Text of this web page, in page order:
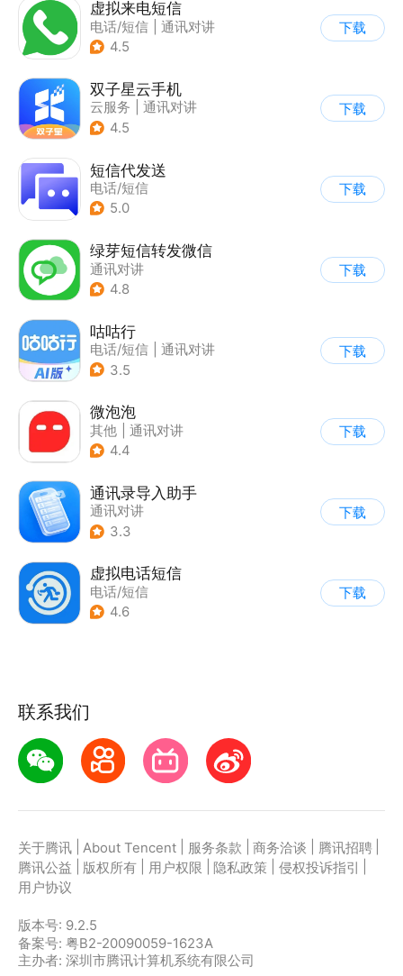
虚拟来电短信
电话/短信
通讯对讲
4.5
下载
双子星云手机
云服务
通讯对讲
4.5
下载
短信代发送
电话/短信
5.0
下载
绿芽短信转发微信
通讯对讲
4.8
下载
咕咕行
电话/短信
通讯对讲
3.5
下载
微泡泡
其他
通讯对讲
4.4
下载
通讯录导入助手
通讯对讲
3.3
下载
虚拟电话短信
电话/短信
4.6
下载
联系我们
关于腾讯 About Tencent 服务条款 商务洽谈 腾讯招聘
腾讯公益
版权所有 用户权限 隐私政策 侵权投诉指引
用户协议
版本号: 9.2.5
备案号: 粤B2-20090059-1623A
主办者: 深圳市腾讯计算机系统有限公司